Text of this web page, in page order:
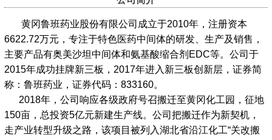
黄冈鲁班药业股份有限公司成立于2010年，注册资本
6622.72万元，专注于特色医药中间体的研发、生产及销售，
主要产品有奥美沙坦中间体和氨基酸缩合剂EDC等。公司于
2015年成功挂牌新三板，2017年进入新三板创新层，证券简
称：鲁班药业，证券代码：833160。
2018年，公司响应各级政府号召搬迁至黄冈化工园，征地
150亩，总投资5亿元新建生产线。公司把搬迁作为新契机，
走产业转型升级之路，该项目被列入湖北省沿江化工“关改搬